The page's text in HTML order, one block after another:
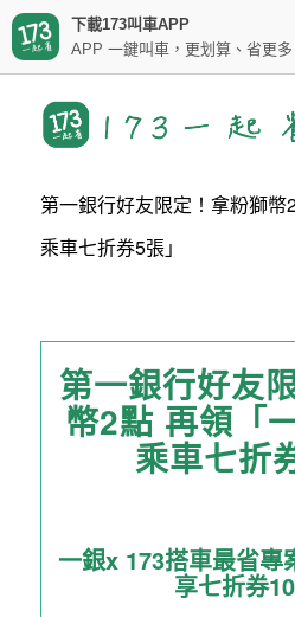
下載173叫車APP
APP 一鍵叫車，更划算、省更多
第一銀行好友限定！拿粉獅
乘車七折券5張」
第一銀行好友
幣2點 再領「
乘車七折
一銀x 173搭車最省專
享七折券10